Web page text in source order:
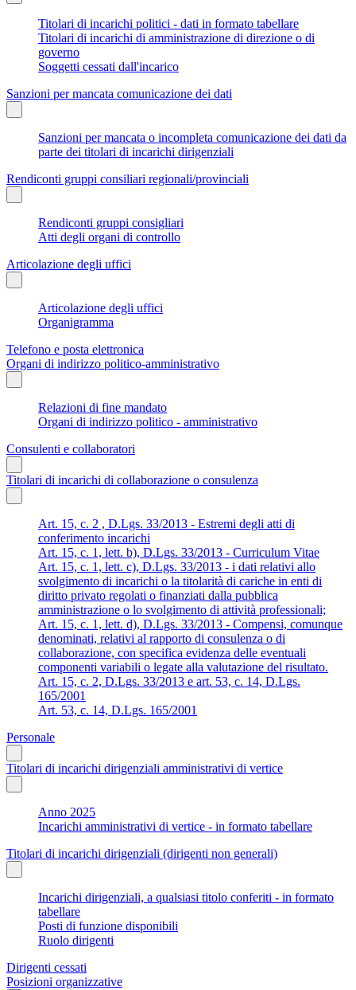
Titolari di incarichi politici - dati in formato tabellare
Titolari di incarichi di amministrazione di direzione o di
governo
Soggetti cessati dall'incarico
Sanzioni per mancata comunicazione dei dati
Sanzioni per mancata o incompleta comunicazione dei dati da
parte dei titolari di incarichi dirigenziali
Rendiconti gruppi consiliari regionali/provinciali
Rendiconti gruppi consigliari
Atti degli organi di controllo
Articolazione degli uffici
Articolazione degli uffici
Organigramma
Telefono e posta elettronica
Organi di indirizzo politico-amministrativo
Relazioni di fine mandato
Organi di indirizzo politico - amministrativo
Consulenti e collaboratori
Titolari di incarichi di collaborazione o consulenza
Art. 15, c. 2 , D.Lgs. 33/2013 - Estremi degli atti di
conferimento incarichi
Art. 15, c. 1, lett. b), D.Lgs. 33/2013 - Curriculum Vitae
Art. 15, c. 1, lett. c), D.Lgs. 33/2013 - i dati relativi allo
svolgimento di incarichi o la titolarità di cariche in enti di
diritto privato regolati o finanziati dalla pubblica
amministrazione o lo svolgimento di attività professionali;
Art. 15, c. 1, lett. d), D.Lgs. 33/2013 - Compensi, comunque
denominati, relativi al rapporto di consulenza o di
collaborazione, con specifica evidenza delle eventuali
componenti variabili o legate alla valutazione del risultato.
Art. 15, c. 2, D.Lgs. 33/2013 e art. 53, c. 14, D.Lgs.
165/2001
Art. 53, c. 14, D.Lgs. 165/2001
Personale
Titolari di incarichi dirigenziali amministrativi di vertice
Anno 2025
Incarichi amministrativi di vertice - in formato tabellare
Titolari di incarichi dirigenziali (dirigenti non generali)
Incarichi dirigenziali, a qualsiasi titolo conferiti - in formato
tabellare
Posti di funzione disponibili
Ruolo dirigenti
Dirigenti cessati
Posizioni organizzative